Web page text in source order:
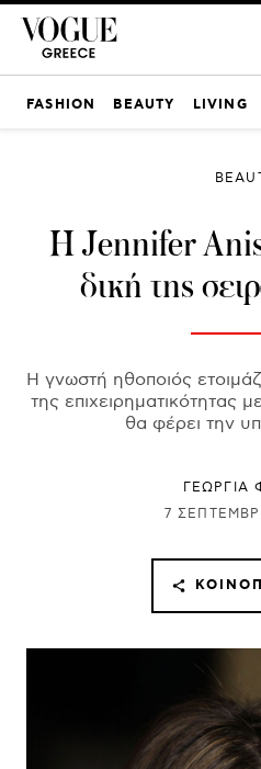
FASHION BEAUTY LIVING
H Jennifer
δική της
Η γνωστή ηθοποιός
της επιχειρηματικότητας
θα φέρει την
ΓΕΩΡΓΙΑ
7